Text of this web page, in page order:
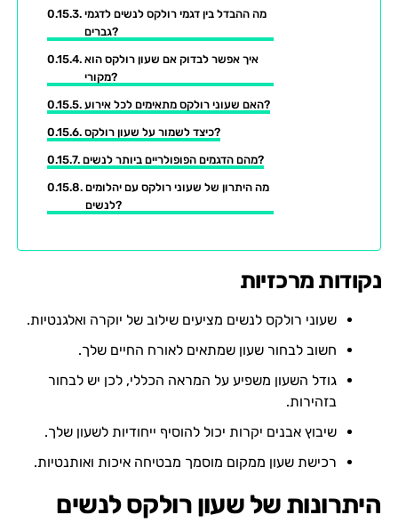
מה ההבדל בין דגמי רולקס לנשים לדגמי
גברים?
איך אפשר לבדוק אם שעון רולקס הוא
מקורי?
האם שעוני רולקס מתאימים לכל אירוע?
כיצד לשמור על שעון רולקס?
מהם הדגמים הפופולריים ביותר לנשים?
מה היתרון של שעוני רולקס עם יהלומים
לנשים?
נקודות מרכזיות
שעוני רולקס לנשים מציעים שילוב של יוקרה ואלגנטיות.
חשוב לבחור שעון שמתאים לאורח החיים שלך.
גודל השעון משפיע על המראה הכללי, לכן יש לבחור
בזהירות.
שיבוץ אבנים יקרות יכול להוסיף ייחודיות לשעון שלך.
רכישת שעון ממקום מוסמך מבטיחה איכות ואותנטיות.
היתרונות של שעון רולקס לנשים